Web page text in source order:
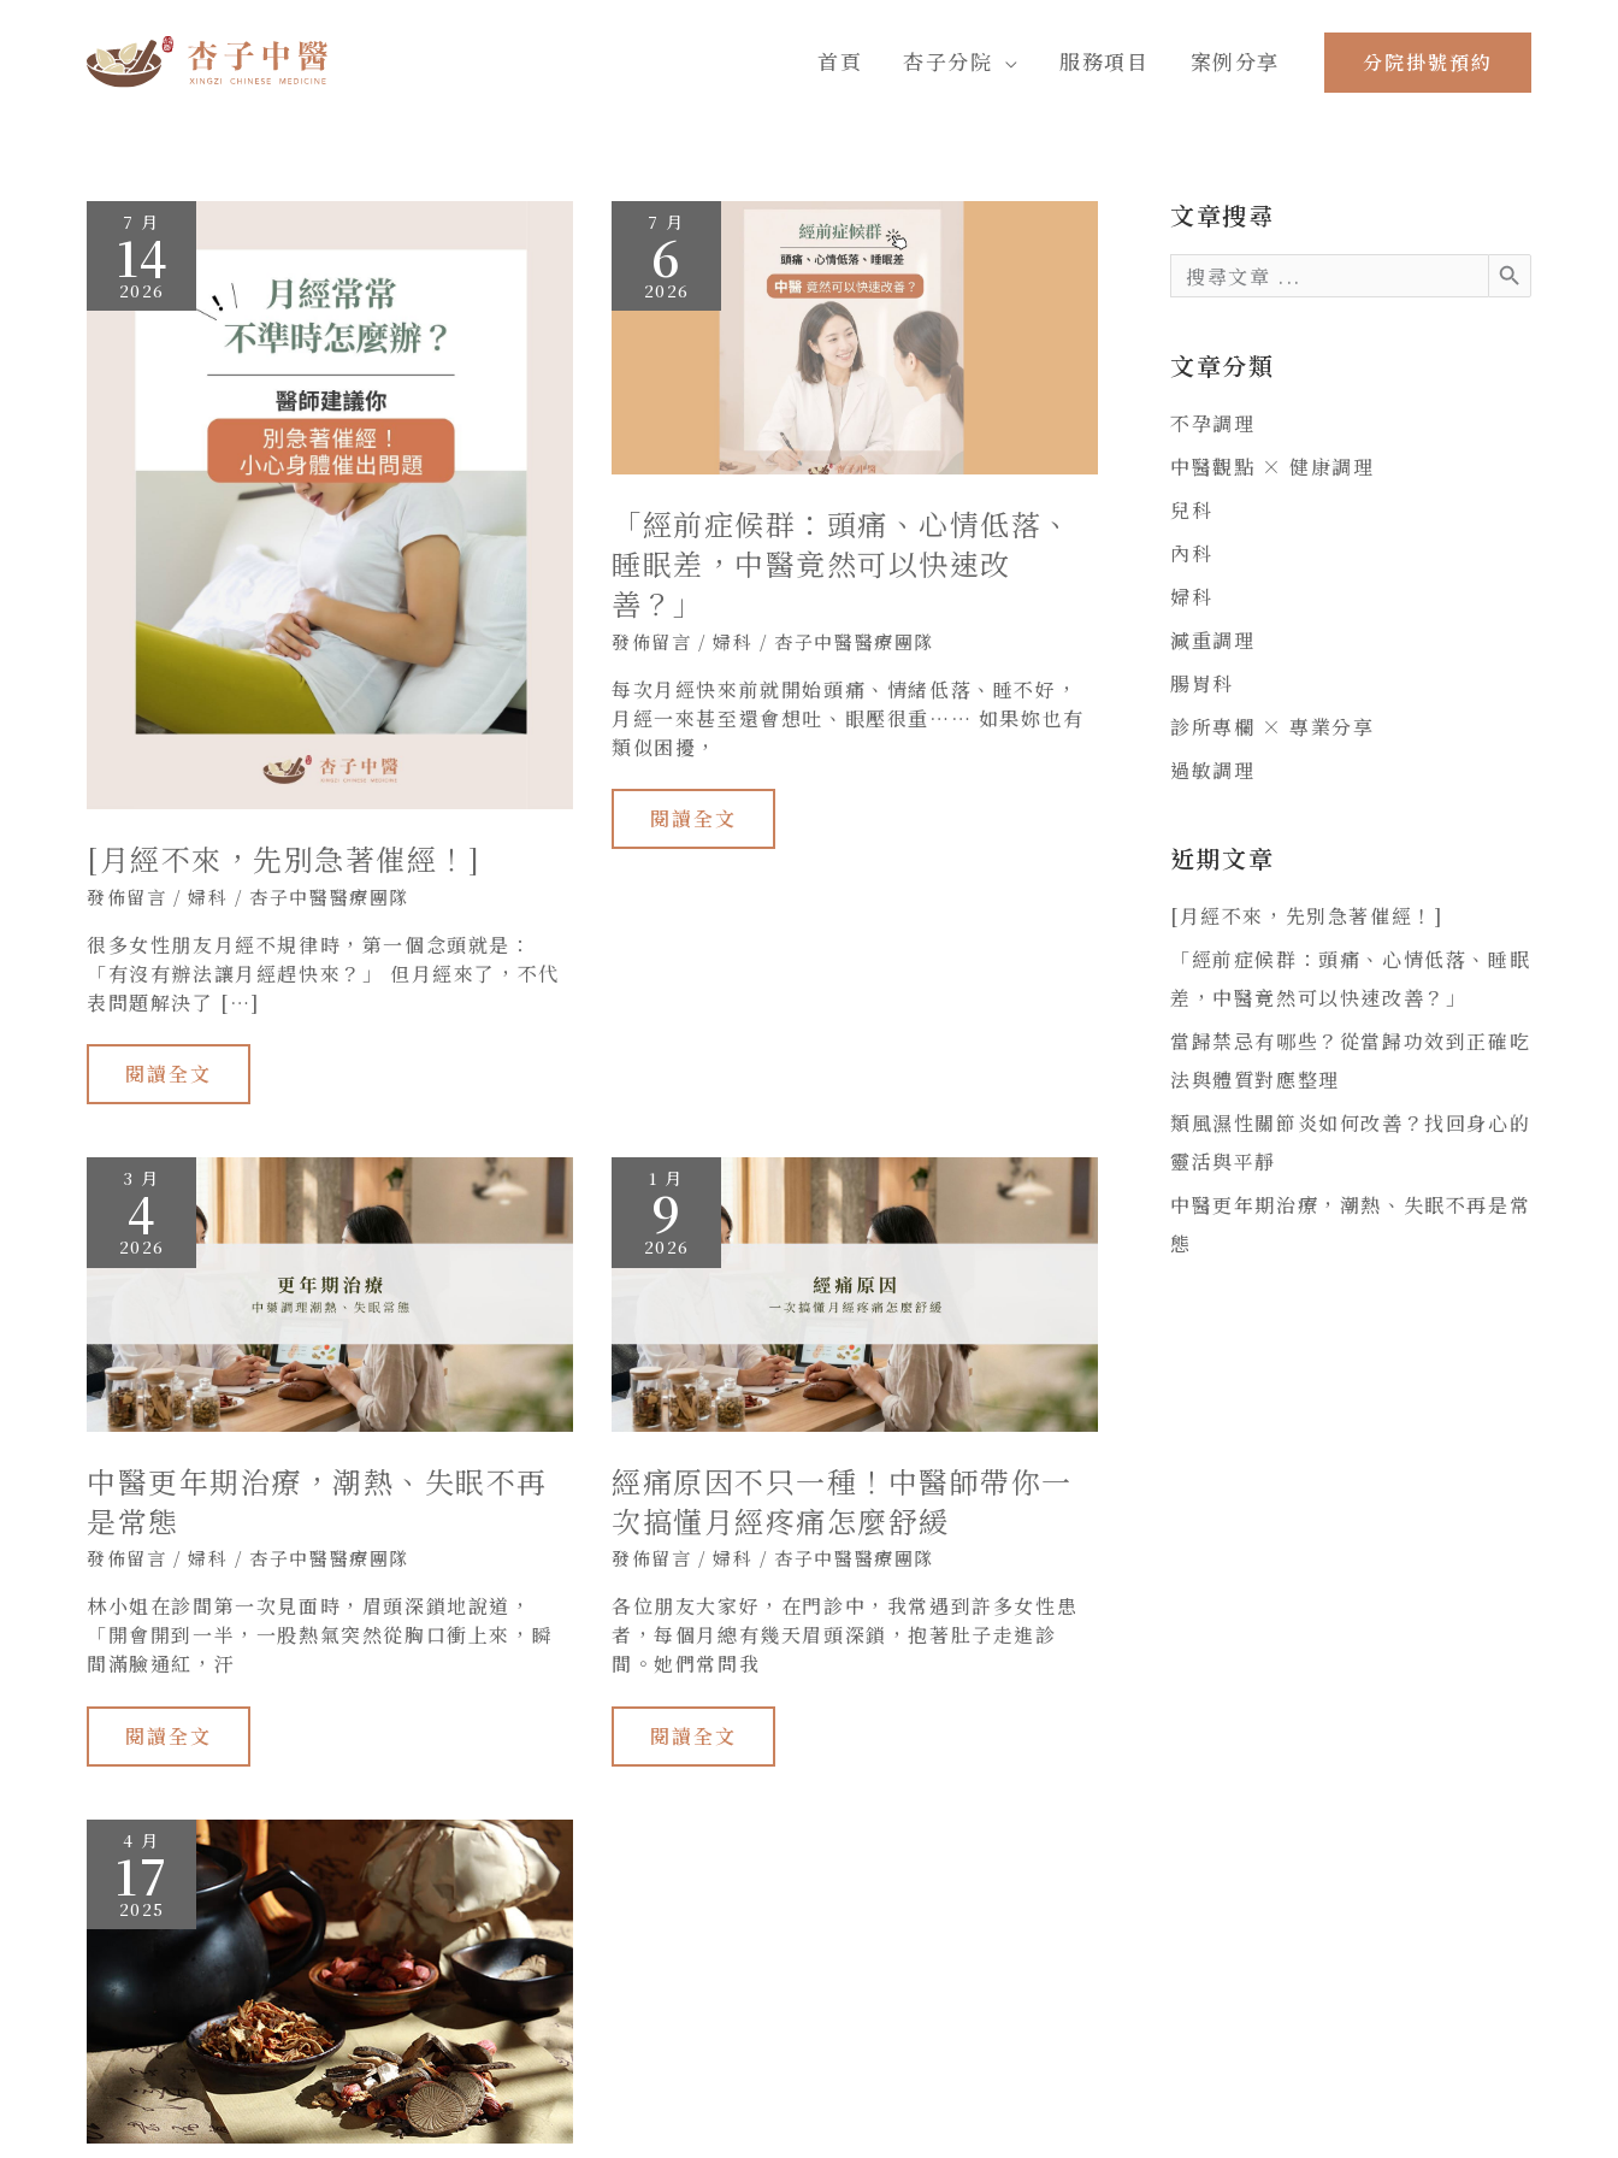
首頁 杏子分院 服務項目 案例分享 分院掛號預約
7 月
14
2026
[月經不來，先別急著催經！]
發佈留言 /婦科 / 杏子中醫醫療團隊
很多女性朋友月經不規律時，第一個念頭就是：
「有沒有辦法讓月經趕快來？」 但月經來了，不代
表問題解決了 […]
[月
經
不
來，
先
別
閱讀全文
7 月
6
2026
「經前症候群：頭痛、心情低落、
睡眠差，中醫竟然可以快速改
善？」
發佈留言 /婦科 / 杏子中醫醫療團隊
每次月經快來前就開始頭痛、情緒低落、睡不好，
月經一來甚至還會想吐、眼壓很重…… 如果妳也有
類似困擾，
「經
前
症
候
群：
頭
中
竟
然
可
以
快
速
改
善？」
閱讀全文
3 月
4
2026
中醫更年期治療，潮熱、失眠不再
是常態
發佈留言 /婦科 / 杏子中醫醫療團隊
林小姐在診間第一次見面時，眉頭深鎖地說道，
「開會開到一半，一股熱氣突然從胸口衝上來，瞬
間滿臉通紅，汗
中
醫
更
年
期
治
失
眠
不
再
是
常
閱讀全文
1 月
9
2026
經痛原因不只一種！中醫師帶你一
次搞懂月經疼痛怎麼舒緩
發佈留言 /婦科 / 杏子中醫醫療團隊
各位朋友大家好，在門診中，我常遇到許多女性患
者，每個月總有幾天眉頭深鎖，抱著肚子走進診
間。她們常問我
經
痛
原
因
不
只
醫
師
帶
你
一
次
懂
月
經
疼
痛
怎
舒
緩
閱讀全文
4 月
17
2025
多
囊
性
巢
與
困
擾
突
破
——
15
公
斤
文章搜尋
Search
for:
SEARCH BUTTON
文章分類
不孕調理
中醫觀點 × 健康調理
兒科
內科
婦科
減重調理
腸胃科
診所專欄 × 專業分享
過敏調理
近期文章
[月經不來，先別急著催經！]
「經前症候群：頭痛、心情低落、睡眠
差，中醫竟然可以快速改善？」
當歸禁忌有哪些？從當歸功效到正確吃
法與體質對應整理
類風濕性關節炎如何改善？找回身心的
靈活與平靜
中醫更年期治療，潮熱、失眠不再是常
態